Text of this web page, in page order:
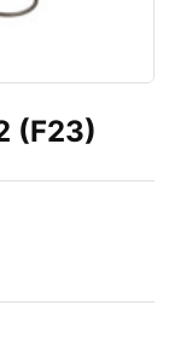
(F23)